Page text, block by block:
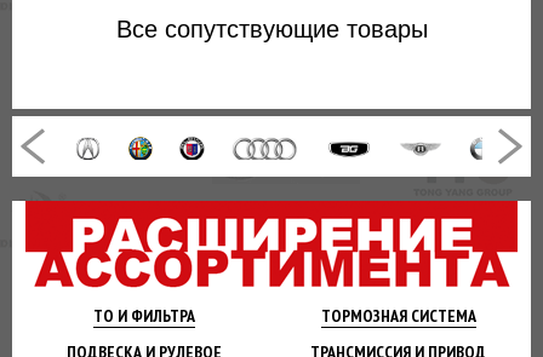
ТО И ФИЛЬТРА ТОРМОЗНАЯСИСТЕМА
ПОДВЕСКА И РУЛЕВОЕ ТРАНСМИССИЯ И ПРИВОД
Все сопутствующие товары